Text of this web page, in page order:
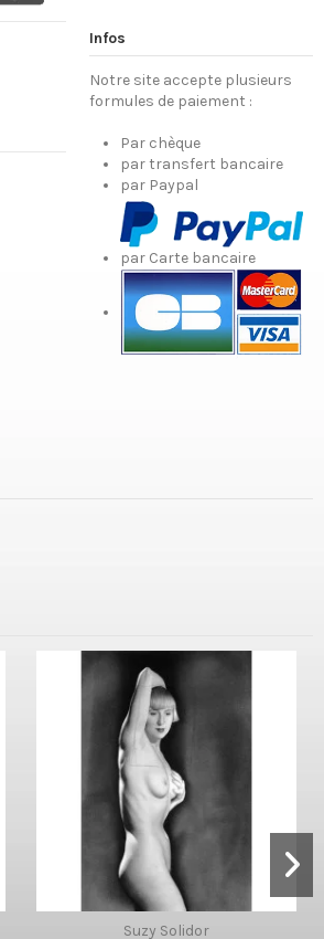
Infos
Notre site accepte plusieurs
formules de paiement :
Par chèque
par transfert bancaire
par Paypal
par Carte bancaire
Suzy Solidor